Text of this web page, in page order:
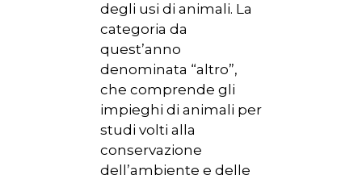
degli usi di animali. La
categoria da
quest’anno
denominata “altro”,
che comprende gli
impieghi di animali per
studi volti alla
conservazione
dell’ambiente e delle